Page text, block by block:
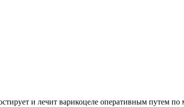
и лечит варикоцеле оперативным путем